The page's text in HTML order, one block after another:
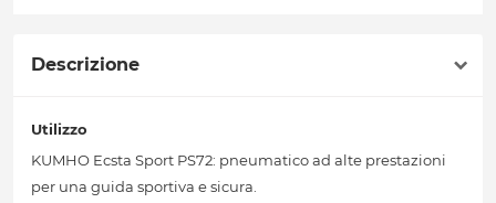
Descrizione
Utilizzo
KUMHO Ecsta Sport PS72: pneumatico ad alte prestazioni
per una guida sportiva e sicura.